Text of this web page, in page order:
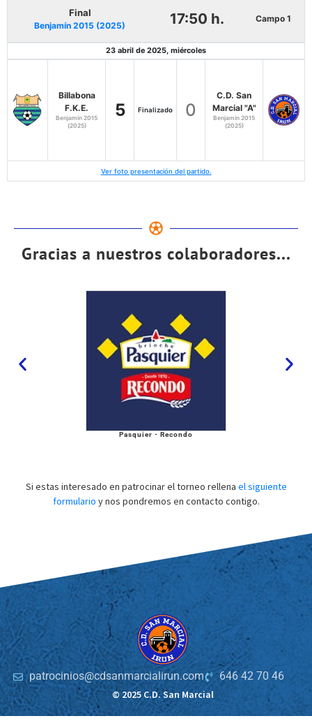
Final
Benjamín 2015 (2025) 17:50 h. Campo 1
23 abril de 2025, miércoles
Billabona
F.K.E.
Benjamín 2015
(2025)
5 Finalizado 0
C.D. San
Marcial "A"
Benjamín 2015
(2025)
Ver foto presentación del partido.
Gracias a nuestros colaboradores...
Pasquier - Recondo
Si estas interesado en patrocinar el torneo rellena el siguiente
formulario y nos pondremos en contacto contigo.
patrocinios@cdsanmarcialirun.com
646 42 70 46
© 2025 C.D. San Marcial